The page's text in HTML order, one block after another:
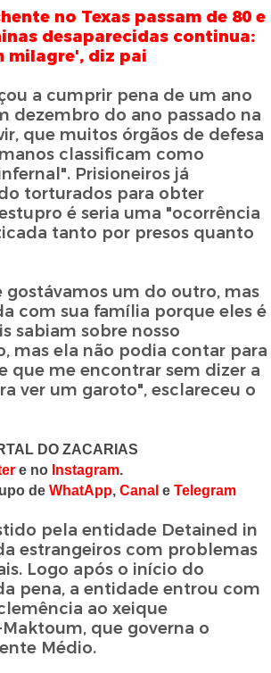
no Texas passam de 80 e
desaparecidas continua:
milagre', diz pai
a cumprir pena de um ano
dezembro do ano passado na
que muitos órgãos de defesa
classificam como
Prisioneiros já
torturados para obter
é seria uma "ocorrência
tanto por presos quanto
gostávamos um do outro, mas
com sua família porque eles é
sabiam sobre nosso
mas ela não podia contar para
que me encontrar sem dizer a
ver um garoto", esclareceu o
DO ZACARIAS
e no Instagram.
deWhatApp,Canal eTelegram
pela entidade Detained in
estrangeiros com problemas
Logo após o início do
pena, a entidade entrou com
ao xeique
que governa o
Médio.